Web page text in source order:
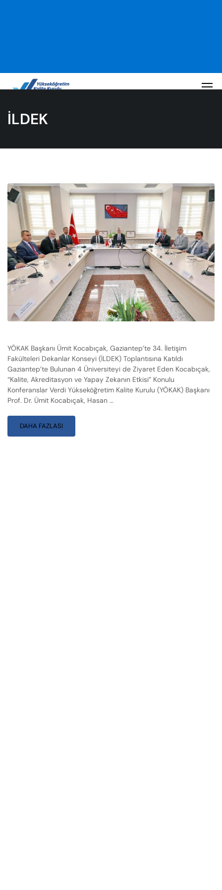
İLDEK
YÖKAK Başkanı Ümit Kocabıçak, Gaziantep’te 34. İletişim
Fakülteleri Dekanlar Konseyi (İLDEK) Toplantısına Katıldı
Gaziantep’te Bulunan 4 Üniversiteyi de Ziyaret Eden Kocabıçak,
“Kalite, Akreditasyon ve Yapay Zekanın Etkisi” Konulu
Konferanslar Verdi Yükseköğretim Kalite Kurulu (YÖKAK) Başkanı
Prof. Dr. Ümit Kocabıçak, Hasan …
DAHA FAZLASI